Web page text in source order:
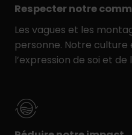
Respecter notre
Les vagues et les
personne. Notre culture
l’expression de soi et